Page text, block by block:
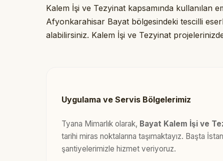
Kalem İşi ve Tezyinat kapsamında kullanılan
Afyonkarahisar Bayat bölgesindeki tescilli
alabilirsiniz. Kalem İşi ve Tezyinat
Uygulama ve Servis Bölgelerimiz
Tyana Mimarlık olarak, Bayat Kalem İşi ve
tarihi miras noktalarına taşımaktayız. Başta
şantiyelerimizle hizmet veriyoruz.